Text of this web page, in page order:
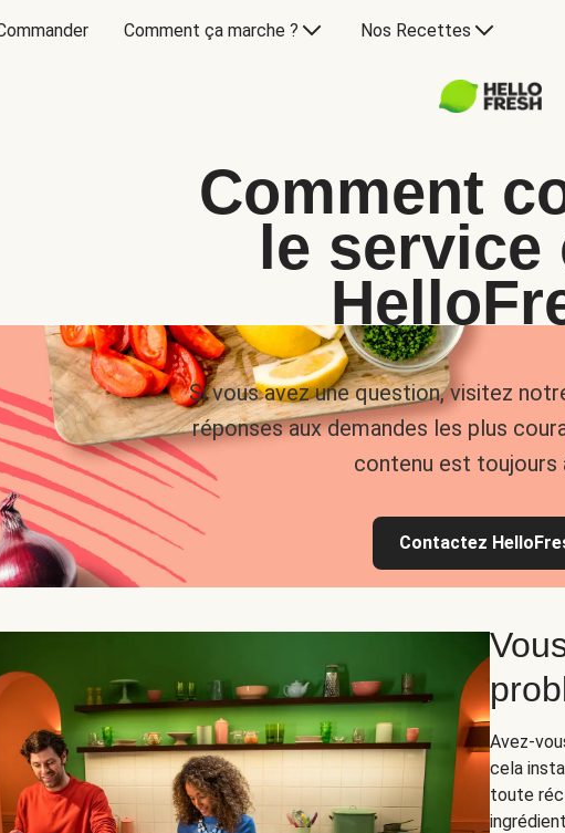
Comment ça marche ? Nos Recettes
Comment
le service
Si vous avez une question, visitez
réponses aux demandes les plus
contenu est toujours
Contactez
Avez-
cela
toute